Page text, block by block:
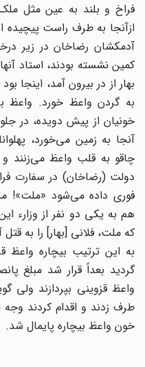
فراخ و بلند به عین مثل
ازآنجا به طرف راست پیچیده
آدمکشان رضاخان در زیر
کمین نشسته بودند، استاد
بهار از در بیرون آمد، اینجا
به گردن واعظ خورد. واعظ
خونیان از پیش دویده، در
آنجا به زمین می‌خورد،
چاقو به قلب واعظ می‌زنند و
دولت (رضاخان) در سفارت
فوری داده می‌شود «ملت»!
هم به یکی دو نفر از وزارء
که ملت، فلانی [بهار] را به قتل
به این ترتیب بیچاره واعظ
گردید بعداً قرار شد مبلغ
واعظ قزوینی بپردازند ولی
طرف زدند و اقدام کردند وجه
خون واعظ بیچاره پایمال شد.